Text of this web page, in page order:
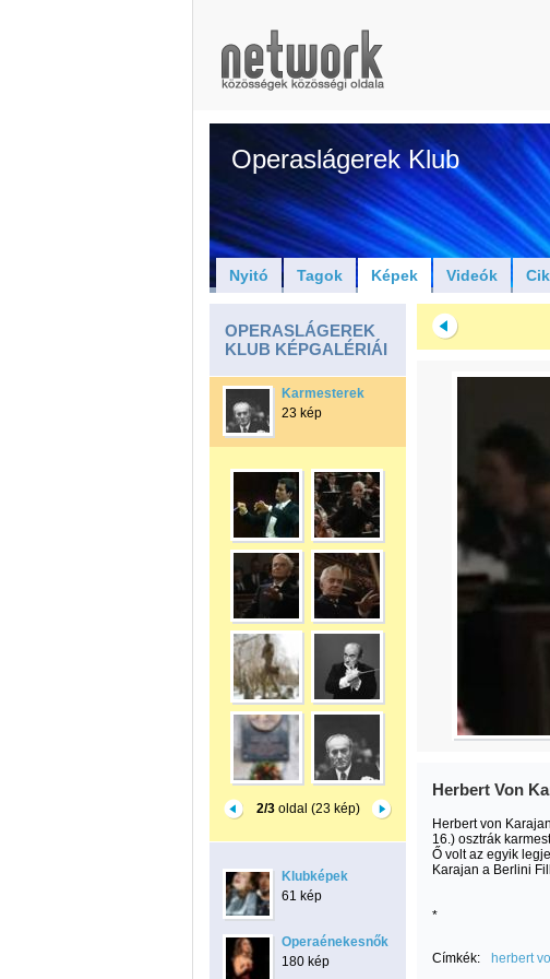
Operaslágerek Klub
Nyitó Tagok Képek Videók
OPERASLÁGEREK
KLUB KÉPGALÉRIÁI
Karmesterek
23 kép
2/3oldal (23 kép)
Klubképek
61 kép
Operaénekesnők
180 kép
Herbert Von
Herbert von
16.) osztrák
Ő volt az egyik
Karajan a Berlini
*
Címkék: herbert